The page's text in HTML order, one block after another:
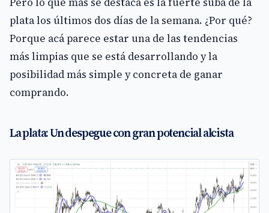
plata los últimos dos días de la semana. ¿Por qué?
Porque acá parece estar una de las tendencias
más limpias que se está desarrollando y la
posibilidad más simple y concreta de ganar
comprando.
La plata: Un despegue con gran potencial alcista